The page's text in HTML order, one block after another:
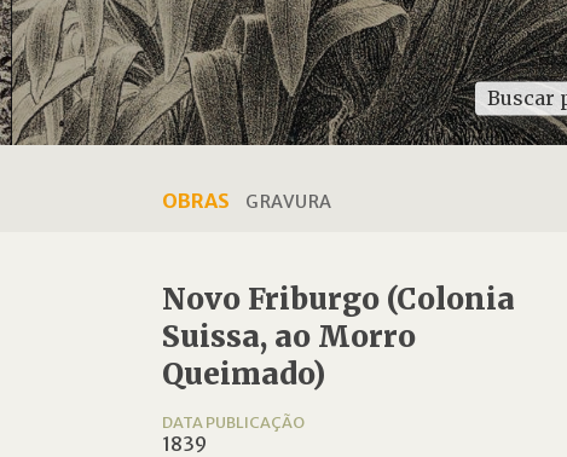
OBRAS GRAVURA
Novo Friburgo (Colonia
Suissa, ao Morro
Queimado)
DATA PUBLICAÇÃO
1839